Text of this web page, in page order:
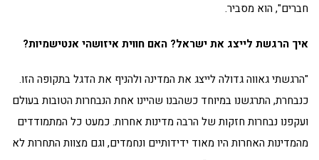
חברים", הוא מסביר.
איך הרגשת לייצג את ישראל? האם חווית איזושהי אנטישמיות?
"הרגשתי גאווה גדולה לייצג את המדינה ולהניף את הדגל בתקופה הזו.
כנבחרת, התרגשנו במיוחד כשהבנו שהיינו אחת הנבחרות הטובות בעולם
ועקפנו נבחרות חזקות של הרבה מדינות אחרות. כמעט כל המתמודדים
מהמדינות האחרות היו מאוד ידידותיים ונחמדים, וגם מצוות התחרות לא